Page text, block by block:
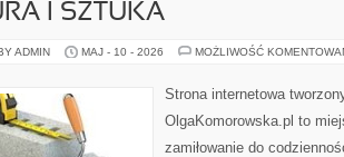
I SZTUKA
ADMIN MAJ - 10 - 2026 MOŻLIWOŚĆ
Strona internetowa
OlgaKomorowska.pl to
zamiłowanie do